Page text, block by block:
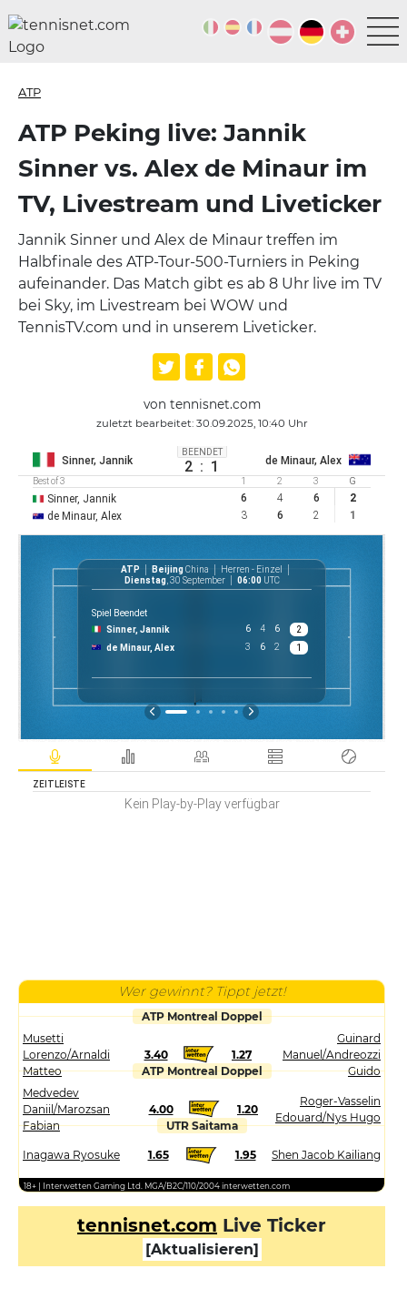
ATP
ATP Peking live: Jannik
Sinner vs. Alex de Minaur im
TV, Livestream und Liveticker
Jannik Sinner und Alex de Minaur treffen im
Halbfinale des ATP-Tour-500-Turniers in Peking
aufeinander. Das Match gibt es ab 8 Uhr live im TV
bei Sky, im Livestream bei WOW und
TennisTV.com und in unserem Liveticker.
von tennisnet.com
zuletzt bearbeitet: 30.09.2025, 10:40 Uhr
Sinner, Jannik
BEENDET
2 : 1 de Minaur, Alex
Best of 3 1 2 3 G
Sinner, Jannik 6 4 6
2
de Minaur, Alex
3 6 2 1
ATP Beijing China
Herren - Einzel
Dienstag, 30 September 06:00 UTC
Spiel Beendet
Sinner, Jannik
6 4 6
2
de Minaur, Alex
3 6 2 1
ZEITLEISTE
Kein Play-by-Play verfügbar
Wer gewinnt? Tippt jetzt!
ATP Montreal Doppel
Musetti
Lorenzo/Arnaldi
Matteo
3.40 1.27
Guinard
Manuel/Andreozzi
Guido
ATP Montreal Doppel
Medvedev
Daniil/Marozsan
Fabian
4.00 1.20
Roger-Vasselin
Edouard/Nys Hugo
UTR Saitama
Inagawa Ryosuke 1.65 1.95 Shen Jacob Kailiang
18+ | Interwetten Gaming Ltd. MGA/B2C/110/2004 interwetten.com
tennisnet.com Live Ticker
[Aktualisieren]